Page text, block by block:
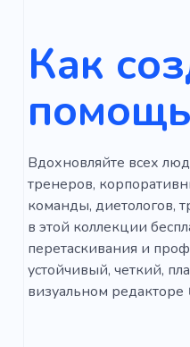
Привлечение
Тот же день
Как
Вдохновляйте всех
тренеров,
команды, диетологов,
в этой коллекции
перетаскивания и
устойчивый, четкий,
визуальном редакторе